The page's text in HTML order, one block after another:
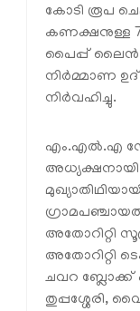
കോടി രൂപ
കണക്ഷനുള്ള
പൈപ്പ് ലൈന്‍
നിര്‍മ്മാണ
നിര്‍വഹിച്ചു.
എം.എല്‍.എ
അതോറിറ്റി
അതോറിറ്റി
ചവറ
തുപ്പശ്ശേരി,